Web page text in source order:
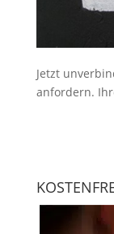
Jetzt
anfordern.